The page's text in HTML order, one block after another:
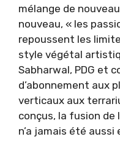
mélange de
nouveau, « les
repoussent les
style végétal
Sabharwal, PDG et
d’abonnement aux
verticaux aux
conçus, la fusion de
n’a jamais été